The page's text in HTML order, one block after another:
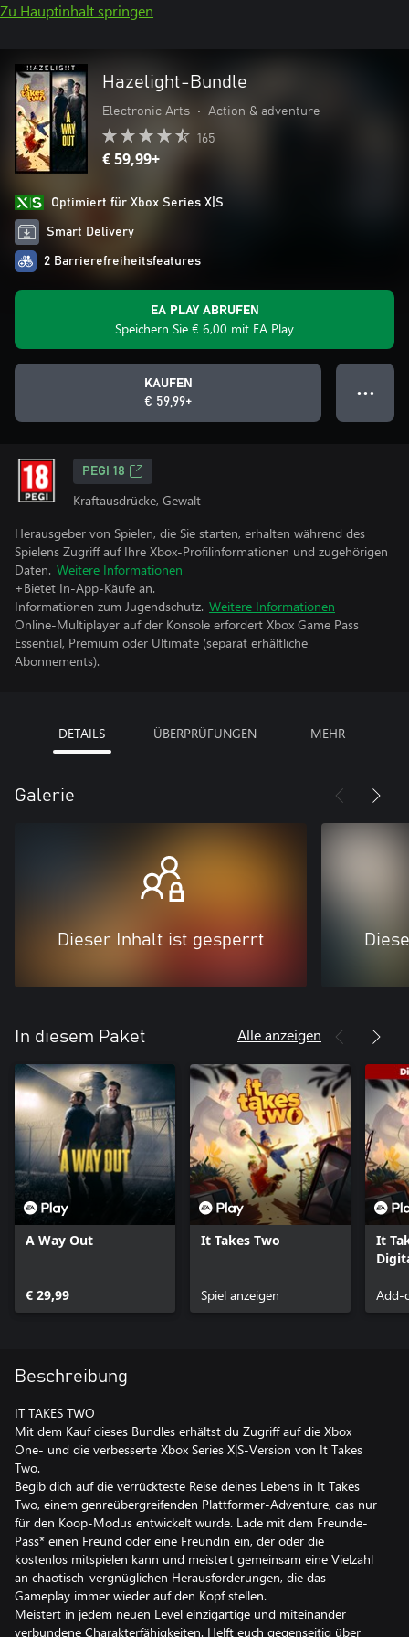
Zu Hauptinhalt springen
Hazelight-Bundle
Electronic Arts • Action & adventure
165
€ 59,99+
Optimiert für Xbox Series X|S
Smart Delivery
2 Barrierefreiheitsfeatures
EA PLAY ABRUFEN
Speichern Sie € 6,00 mit EA Play
KAUFEN
€ 59,99+
● ● ●
PEGI 18
Kraftausdrücke, Gewalt
Herausgeber von Spielen, die Sie starten, erhalten während des
Spielens Zugriff auf Ihre Xbox-Profilinformationen und zugehörigen
Daten. Weitere Informationen
+Bietet In-App-Käufe an.
Informationen zum Jugendschutz. Weitere Informationen
Online-Multiplayer auf der Konsole erfordert Xbox Game Pass
Essential, Premium oder Ultimate (separat erhältliche
Abonnements).
DETAILS ÜBERPRÜFUNGEN MEHR
Galerie
Dieser Inhalt ist gesperrt
In diesem Paket Alle anzeigen
A Way Out
€ 29,99
It Takes Two
Spiel anzeigen
It
Add-
Beschreibung
IT TAKES TWO
Mit dem Kauf dieses Bundles erhältst du Zugriff auf die Xbox
One- und die verbesserte Xbox Series X|S-Version von It Takes
Two.
Begib dich auf die verrückteste Reise deines Lebens in It Takes
Two, einem genreübergreifenden Plattformer-Adventure, das nur
für den Koop-Modus entwickelt wurde. Lade mit dem Freunde-
Pass* einen Freund oder eine Freundin ein, der oder die
kostenlos mitspielen kann und meistert gemeinsam eine Vielzahl
an chaotisch-vergnüglichen Herausforderungen, die das
Gameplay immer wieder auf den Kopf stellen.
Meistert in jedem neuen Level einzigartige und miteinander
verbundene Charakterfähigkeiten. Helft euch gegenseitig über